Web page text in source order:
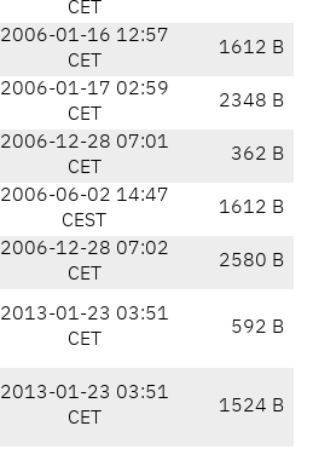
CET
2006-01-16 12:57
CET
1612 B
2006-01-17 02:59
CET
2348 B
2006-12-28 07:01
CET
362 B
2006-06-02 14:47
CEST
1612 B
2006-12-28 07:02
CET
2580 B
2013-01-23 03:51
CET
592 B
2013-01-23 03:51
CET
1524 B